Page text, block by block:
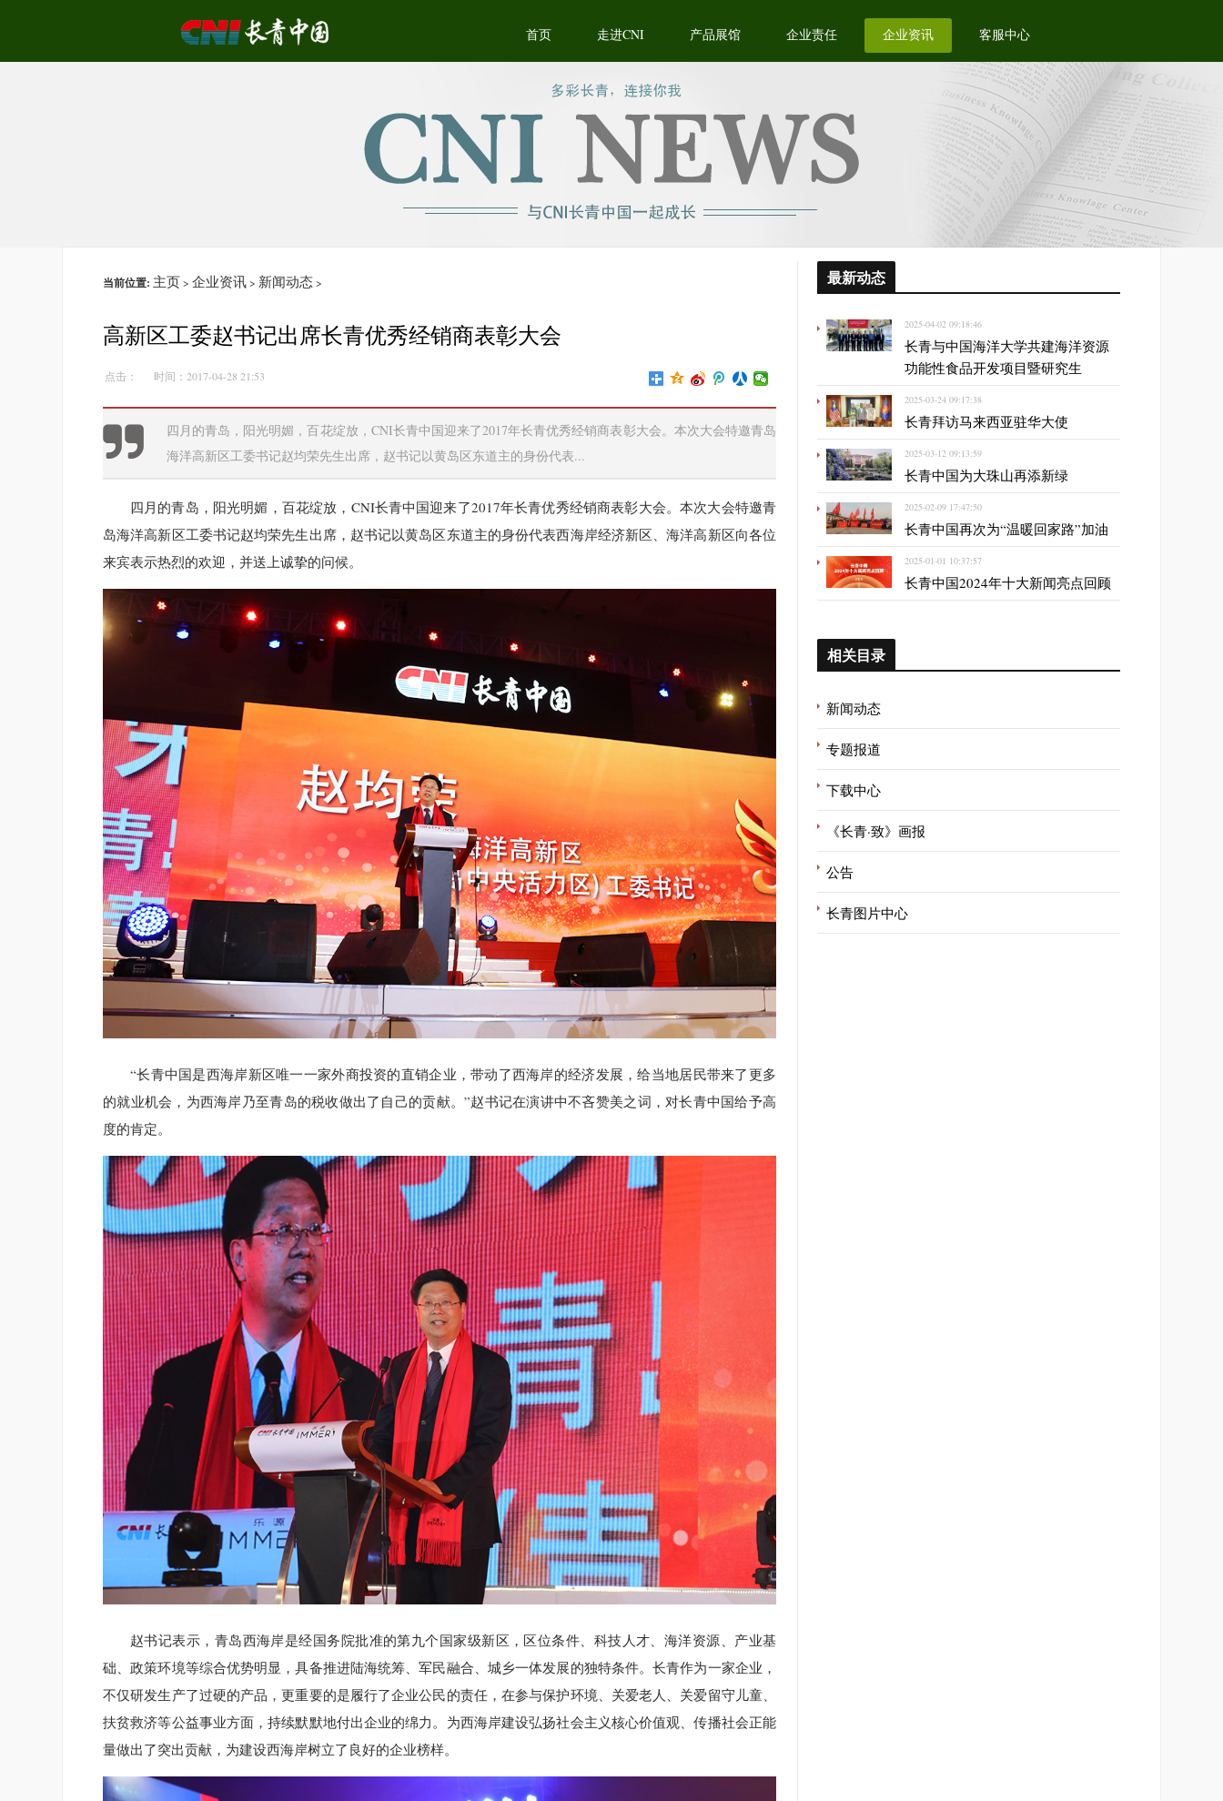
首页 走进CNI 产品展馆 企业责任 企业资讯 客服中心
当前位置: 主页> 企业资讯> 新闻动态>
高新区工委赵书记出席长青优秀经销商表彰大会
点击： 时间：2017-04-28 21:53
四月的青岛，阳光明媚，百花绽放，CNI长青中国迎来了2017年长青优秀经销商表彰大会。本次大会特邀青岛
海洋高新区工委书记赵均荣先生出席，赵书记以黄岛区东道主的身份代表...
四月的青岛，阳光明媚，百花绽放，CNI长青中国迎来了2017年长青优秀经销商表彰大会。本次大会特邀青
岛海洋高新区工委书记赵均荣先生出席，赵书记以黄岛区东道主的身份代表西海岸经济新区、海洋高新区向各位
来宾表示热烈的欢迎，并送上诚挚的问候。
“长青中国是西海岸新区唯一一家外商投资的直销企业，带动了西海岸的经济发展，给当地居民带来了更多
的就业机会，为西海岸乃至青岛的税收做出了自己的贡献。”赵书记在演讲中不吝赞美之词，对长青中国给予高
度的肯定。
赵书记表示，青岛西海岸是经国务院批准的第九个国家级新区，区位条件、科技人才、海洋资源、产业基
础、政策环境等综合优势明显，具备推进陆海统筹、军民融合、城乡一体发展的独特条件。长青作为一家企业，
不仅研发生产了过硬的产品，更重要的是履行了企业公民的责任，在参与保护环境、关爱老人、关爱留守儿童、
扶贫救济等公益事业方面，持续默默地付出企业的绵力。为西海岸建设弘扬社会主义核心价值观、传播社会正能
量做出了突出贡献，为建设西海岸树立了良好的企业榜样。
最新动态
2025-04-02 09:18:46
长青与中国海洋大学共建海洋资源
功能性食品开发项目暨研究生
2025-03-24 09:17:38
长青拜访马来西亚驻华大使
2025-03-12 09:13:59
长青中国为大珠山再添新绿
2025-02-09 17:47:50
长青中国再次为“温暖回家路”加油
2025-01-01 10:37:57
长青中国2024年十大新闻亮点回顾
相关目录
新闻动态
专题报道
下载中心
《长青·致》画报
公告
长青图片中心